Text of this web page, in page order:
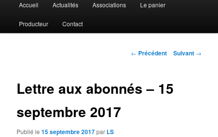
Aller
au
Accueil Actualités Associations Le panier
Producteur Contact
Navigation
← Précédent Suivant →
Lettre aux abonnés – 15
septembre 2017
Publié le15 septembre 2017par LS